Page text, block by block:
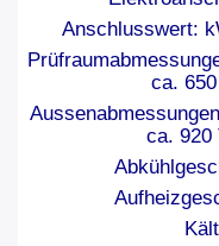
Anschlusswert:
ca.
ca. 920